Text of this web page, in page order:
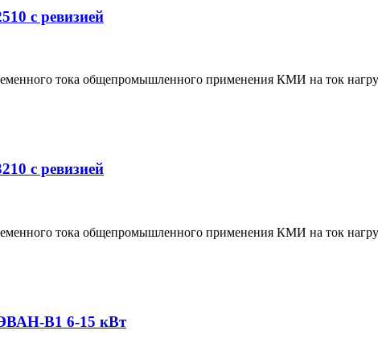
с ревизией
тока общепромышленного применения КМИ на ток
с ревизией
тока общепромышленного применения КМИ на ток
В1 6-15 кВт